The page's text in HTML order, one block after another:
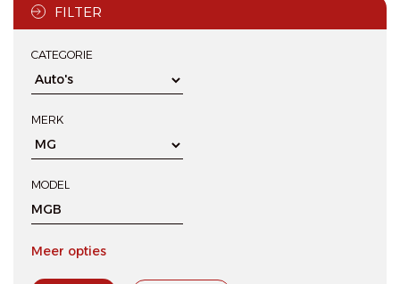
FILTER
CATEGORIE
MERK
MODEL
Meer opties